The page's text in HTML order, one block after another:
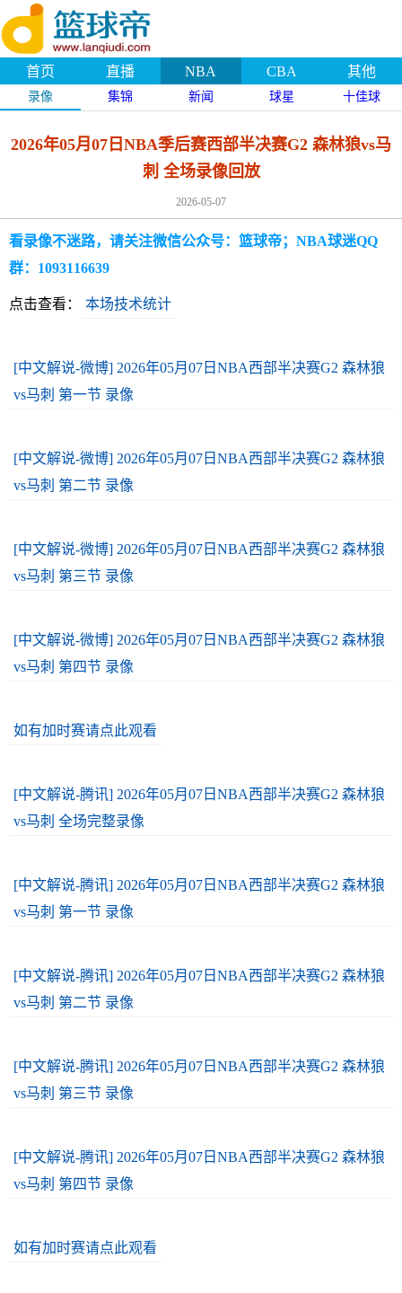
首页 直播 NBA CBA 其他
录像 集锦 新闻 球星 十佳球
2026年05月07日NBA季后赛西部半决赛G2 森林狼vs马
刺 全场录像回放
2026-05-07
看录像不迷路，请关注微信公众号：篮球帝；NBA球迷QQ
群：1093116639
点击查看： 本场技术统计
[中文解说-微博] 2026年05月07日NBA西部半决赛G2 森林狼
vs马刺 第一节 录像
[中文解说-微博] 2026年05月07日NBA西部半决赛G2 森林狼
vs马刺 第二节 录像
[中文解说-微博] 2026年05月07日NBA西部半决赛G2 森林狼
vs马刺 第三节 录像
[中文解说-微博] 2026年05月07日NBA西部半决赛G2 森林狼
vs马刺 第四节 录像
如有加时赛请点此观看
[中文解说-腾讯] 2026年05月07日NBA西部半决赛G2 森林狼
vs马刺 全场完整录像
[中文解说-腾讯] 2026年05月07日NBA西部半决赛G2 森林狼
vs马刺 第一节 录像
[中文解说-腾讯] 2026年05月07日NBA西部半决赛G2 森林狼
vs马刺 第二节 录像
[中文解说-腾讯] 2026年05月07日NBA西部半决赛G2 森林狼
vs马刺 第三节 录像
[中文解说-腾讯] 2026年05月07日NBA西部半决赛G2 森林狼
vs马刺 第四节 录像
如有加时赛请点此观看